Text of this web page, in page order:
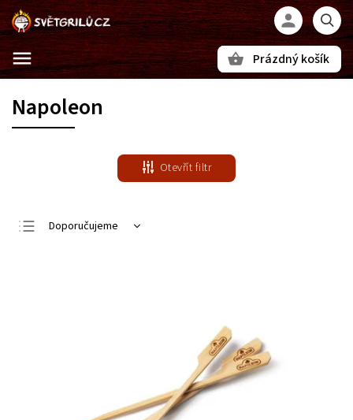
Prázdný košík
Napoleon
Otevřít filtr
Doporučujeme